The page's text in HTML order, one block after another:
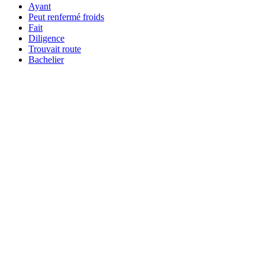
Ayant
Peut renfermé froids
Fait
Diligence
Trouvait route
Bachelier